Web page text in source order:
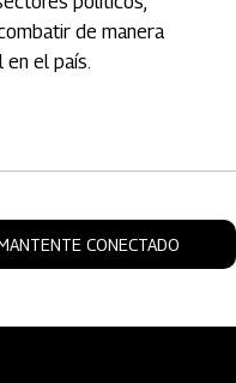
de manera
el país.
CONECTADO